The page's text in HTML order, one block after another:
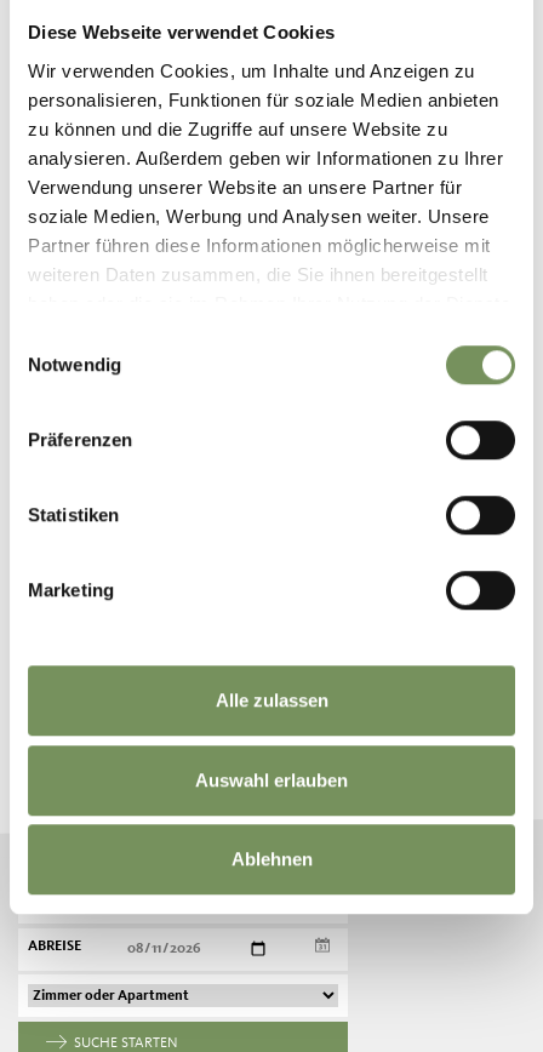
Diese Webseite verwendet Cookies
Wir verwenden Cookies, um Inhalte und Anzeigen zu
personalisieren, Funktionen für soziale Medien anbieten
zu können und die Zugriffe auf unsere Website zu
analysieren. Außerdem geben wir Informationen zu Ihrer
Verwendung unserer Website an unsere Partner für
soziale Medien, Werbung und Analysen weiter. Unsere
Partner führen diese Informationen möglicherweise mit
weiteren Daten zusammen, die Sie ihnen bereitgestellt
Notwendig
Präferenzen
Statistiken
Marketing
Alle zulassen
Auswahl erlauben
Ablehnen
INTERESSIEREN
WAALWEGE IN SCHENNA
WANDERN IN
KULTURLANDSCHAFTEN
& SPAZIERWEGE
BUCHE DEINEN URLAUB IN
Plane jetzt unverbindlich deinen Traumurlaub
ANREISE
ABREISE
SUCHE STARTEN